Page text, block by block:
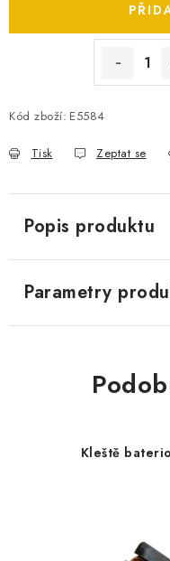
DOPRAVA ZDARMA
POŠTOVNÉ
KONFIGURÁTOR
JAK NA TO S BATTERY.CZ
NÁVODY KE STAŽENÍ
Kód zboží: E5584
Tisk Zeptat se
Popis produktu
Parametry
Kleště